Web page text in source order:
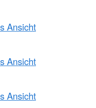
Ansicht
Ansicht
Ansicht